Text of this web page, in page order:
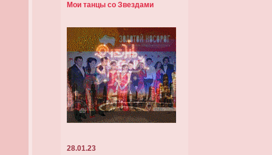
Мои танцы со Звездами
28.01.23